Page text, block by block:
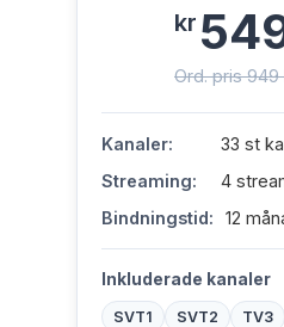
kr
Ord. pris
Kanaler:
33 st
Streaming:
4
Bindningstid:
12
Inkluderade kanaler
SVT1 SVT2 TV3